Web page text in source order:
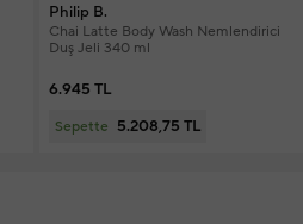
Philip B.
Chai Latte Body Wash Nemlendirici
Duş Jeli 340 ml
6.945 TL
Sepette 5.208,75 TL